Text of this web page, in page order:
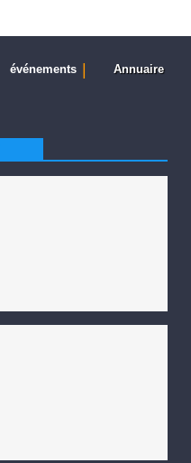
événements Annuaire